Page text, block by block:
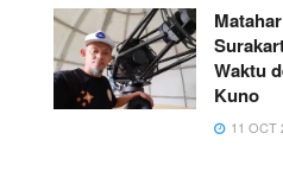
Waktu
Kuno
11 OCT